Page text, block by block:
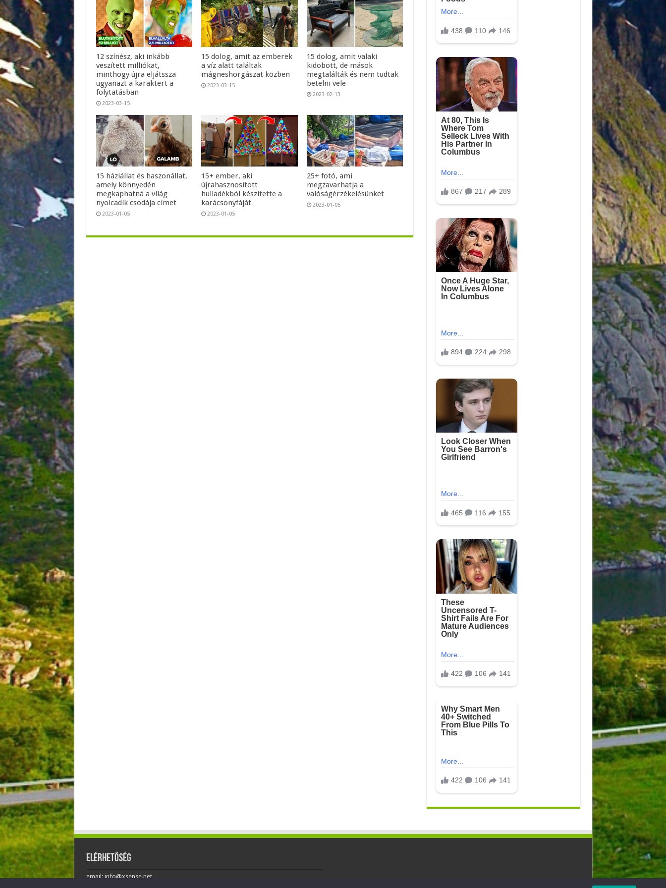
12 színész, aki inkább
veszített milliókat,
minthogy újra eljátssza
ugyanazt a karaktert a
folytatásban
2023-03-15
15 dolog, amit az emberek
a víz alatt találtak
mágneshorgászat közben
2023-03-15
15 dolog, amit valaki
kidobott, de mások
megtalálták és nem tudtak
betelni vele
2023-02-13
15 háziállat és haszonállat,
amely könnyedén
megkaphatná a világ
nyolcadik csodája címet
2023-01-05
15+ ember, aki
újrahasznosított
hulladékból készítette a
karácsonyfáját
2023-01-05
25+ fotó, ami
megzavarhatja a
valóságérzékelésünket
2023-01-05
Elérhetőség
email: info@xsense.net